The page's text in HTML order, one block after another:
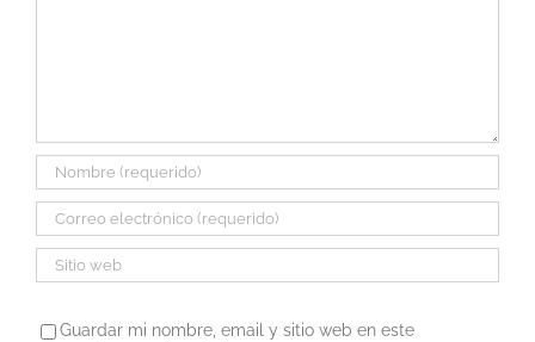
Guardar mi nombre, email y sitio web en este